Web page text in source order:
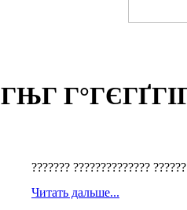
ГЊГ
??????? ?????????????? ??????
Читать дальше...